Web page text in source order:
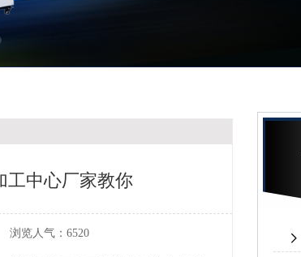
工中心厂家教你
浏览人气： 6520